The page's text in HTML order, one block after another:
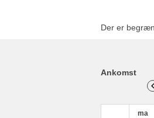
Der er
Ankomst
ma